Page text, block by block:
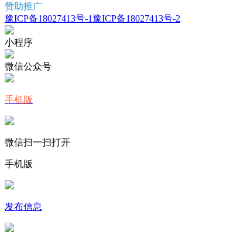
赞助推广
豫ICP备18027413号-1豫ICP备18027413号-2
小程序
微信公众号
手机版
微信扫一扫打开
手机版
发布信息